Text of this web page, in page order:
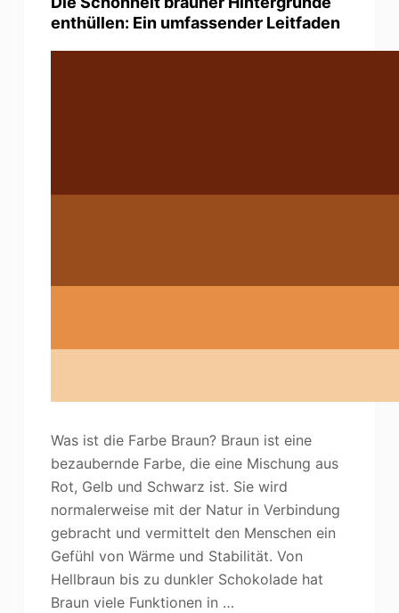
enthüllen: Ein umfassender Leitfaden
Was ist die Farbe Braun? Braun ist eine
bezaubernde Farbe, die eine Mischung aus
Rot, Gelb und Schwarz ist. Sie wird
normalerweise mit der Natur in Verbindung
gebracht und vermittelt den Menschen ein
Gefühl von Wärme und Stabilität. Von
Hellbraun bis zu dunkler Schokolade hat
Braun viele Funktionen in …